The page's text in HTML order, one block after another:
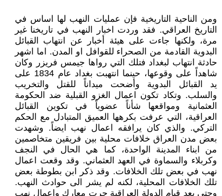
ومن الناحية التاريخية فإن عمليات النهب لها اساس في
التاريخ العراقي. فقد وردت اخبار النهب في تاريخنا غير
مرة، ولكنها جاءت على هيئة أخبار عن انتهاب القبائل
البدوية القادمة من الصحراء للقوافل او المدن. اما اشهر
حادثة انتهاب لبغداد فتلك التي رواها جيمس فريزر وكان
شاهداً على وقوعها، حينما انتهبت بغداد عام 1834 على
يد القبائل البدوية وأضحت ميداناً للقتل والتخريب
والسلب. وتكاد تكون اعمال الغزو القبلية ضد الحكومة
العثمانية ومواقعها شأناً عضوياً في تكوين القبائل
العراقية، التي عرفت بكرهها العميق المتبادل مع الحكم
التركي. والذي كان يرافقه اعمال نهب ايضاً. وشهدت
بعض مدن العراق خلافات محلية بين فريقين متخاصمين
من ابناء المدينة الواحدة، كما هي الحال في النجف
وكربلاء والسماوة في العهد العثماني. وقد وقعت اعمال
نهب في بعض تلك الخلافات. وقد ذكر ابن بطوطة بعض
تلك الخلافات المحلية، لكنه لم يشر الى حوادث النهب.
وحتى بعد قيام الدولة العراقية جرت معارك واعمال نهب